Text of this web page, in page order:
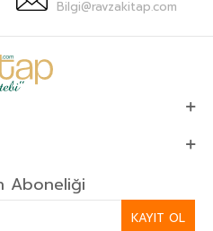
Bilgi@ravzakitap.com
Aboneliği
KAYIT OL